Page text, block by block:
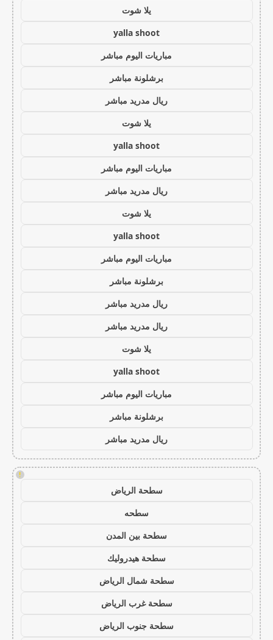
يلا شوت
yalla shoot
مباريات اليوم مباشر
برشلونة مباشر
ريال مدريد مباشر
يلا شوت
yalla shoot
مباريات اليوم مباشر
ريال مدريد مباشر
يلا شوت
yalla shoot
مباريات اليوم مباشر
برشلونة مباشر
ريال مدريد مباشر
ريال مدريد مباشر
يلا شوت
yalla shoot
مباريات اليوم مباشر
برشلونة مباشر
ريال مدريد مباشر
!
سطحة الرياض
سطحه
سطحة بين المدن
سطحة هيدروليك
سطحة شمال الرياض
سطحة غرب الرياض
سطحة جنوب الرياض